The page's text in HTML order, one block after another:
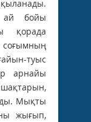
ай бойы
қорада
туыс
арнайы
Мықты
жығып,